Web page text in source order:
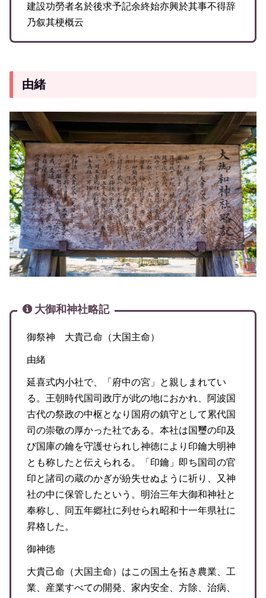
建設功勞者名於後求予記余終始亦興於其事不得辞
乃叙其梗概云
由緒
大御和神社略記
御祭神 大貴己命（大国主命）
由緒
延喜式内小社で、「府中の宮」と親しまれてい
る。王朝時代国司政庁が此の地におかれ、阿波国
古代の祭政の中枢となり国府の鎮守として累代国
司の崇敬の厚かった社である。本社は国璽の印及
び国庫の鑰を守護せられし神徳により印鑰大明神
とも称したと伝えられる。「印鑰」即ち国司の官
印と諸司の蔵のかぎが紛失せぬように祈り、又神
社の中に保管したという。明治三年大御和神社と
奉称し、同五年郷社に列せられ昭和十一年県社に
昇格した。
御神徳
大貴己命（大国主命）はこの国土を拓き農業、工
業、産業すべての開発、家内安全、方除、治病、